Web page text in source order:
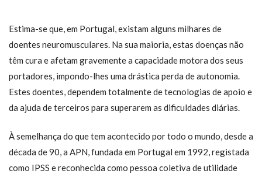
Estima-se que, em Portugal, existam alguns milhares de
doentes neuromusculares. Na sua maioria, estas doenças não
têm cura e afetam gravemente a capacidade motora dos seus
portadores, impondo-lhes uma drástica perda de autonomia.
Estes doentes, dependem totalmente de tecnologias de apoio e
da ajuda de terceiros para superarem as dificuldades diárias.
À semelhança do que tem acontecido por todo o mundo, desde a
década de 90, a APN, fundada em Portugal em 1992, registada
como IPSS e reconhecida como pessoa coletiva de utilidade